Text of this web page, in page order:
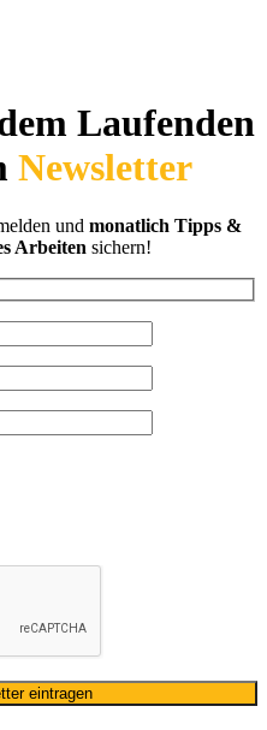
Laufenden
Newsletter
und monatlich Tipps &
Arbeiten sichern!